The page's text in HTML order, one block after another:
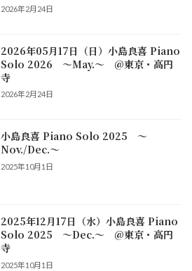
2026年2月24日
2026年05月17日（日）小島良喜 Piano
Solo 2026 ～May.～ @東京・高円
寺
2026年2月24日
小島良喜 Piano Solo 2025 ～
Nov./Dec.～
2025年10月1日
2025年12月17日（水）小島良喜 Piano
Solo 2025 ～Dec.～ @東京・高円
寺
2025年10月1日